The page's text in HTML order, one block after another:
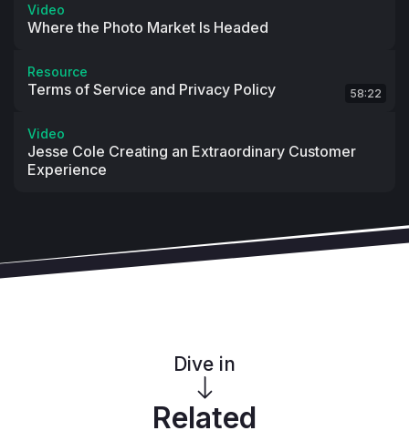
참여를 증진시킬 수 있도록 힘을 실어줄 것이라고 믿습니
다."
에 대해 이야기를 나누자, 최종 사용자를 위한 다른 비즈니
스 과제로 확대되었습니다. 여러 지점에 걸친 브랜드 관리,
위 고객을 위한 실행 항목을 주문할 수 있도록 지원하고 다
양한 크기의 디지털 광고를 제작할 수 있도록 하는 등의 대
목표 인수: 은행은 잠재 고객의 목록을 구입하고 마케팅 자
료를 배포하는 데 상당한 자금을 사용합니다. 은행의 마케팅
실시간 대시보드로 은행 관계자들을 무장시키기 시작했습
니다. 이를 통해 고객은 개인화된 URL이 포함된 엽서, 소셜
미디어 컨텐츠, 디지털 디스플레이 광고 등과 같은 마케팅
전략의 결과를 신속하게 검토, 평가 및 분석할 수 있습니다.
Video
Where the Photo Market Is Headed
Resource
Terms of Service and Privacy Policy 58:22
Video
Jesse Cole Creating an Extraordinary Customer
Experience
Dive in
Related